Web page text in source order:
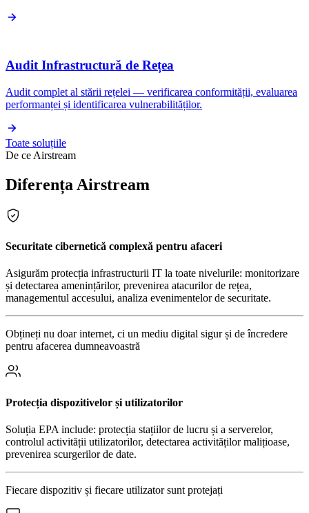
Audit Infrastructură de Rețea
Audit complet al stării rețelei — verificarea conformității, evaluarea
performanței și identificarea vulnerabilităților.
Toate soluțiile
De ce Airstream
Diferența Airstream
Securitate cibernetică complexă pentru afaceri
Asigurăm protecția infrastructurii IT la toate nivelurile: monitorizare
și detectarea amenințărilor, prevenirea atacurilor de rețea,
managementul accesului, analiza evenimentelor de securitate.
Obțineți nu doar internet, ci un mediu digital sigur și de încredere
pentru afacerea dumneavoastră
Protecția dispozitivelor și utilizatorilor
Soluția EPA include: protecția stațiilor de lucru și a serverelor,
controlul activității utilizatorilor, detectarea activităților malițioase,
prevenirea scurgerilor de date.
Fiecare dispozitiv și fiecare utilizator sunt protejați